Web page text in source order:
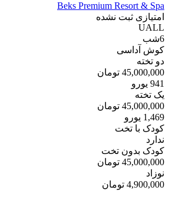
Beks Premium Resort & Spa
امتیازی ثبت نشده
UALL
6شب
کوش آداسی
دو تخته
45,000,000 تومان
941 یورو
یک تخته
45,000,000 تومان
1,469 یورو
کودک با تخت
ندارد
کودک بدون تخت
45,000,000 تومان
نوزاد
4,900,000 تومان